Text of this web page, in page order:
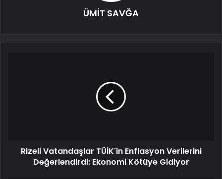
ÜMİT SAVĞA
Rizeli Vatandaşlar TÜİK'in Enflasyon Verilerini
Değerlendirdi: Ekonomi Kötüye Gidiyor